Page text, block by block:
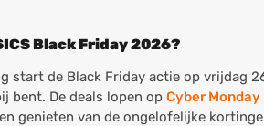
Black Friday 2026?
start de Black Friday actie op vrijdag
bent. De deals lopen op Cyber Monday
genieten van de ongelofelijke